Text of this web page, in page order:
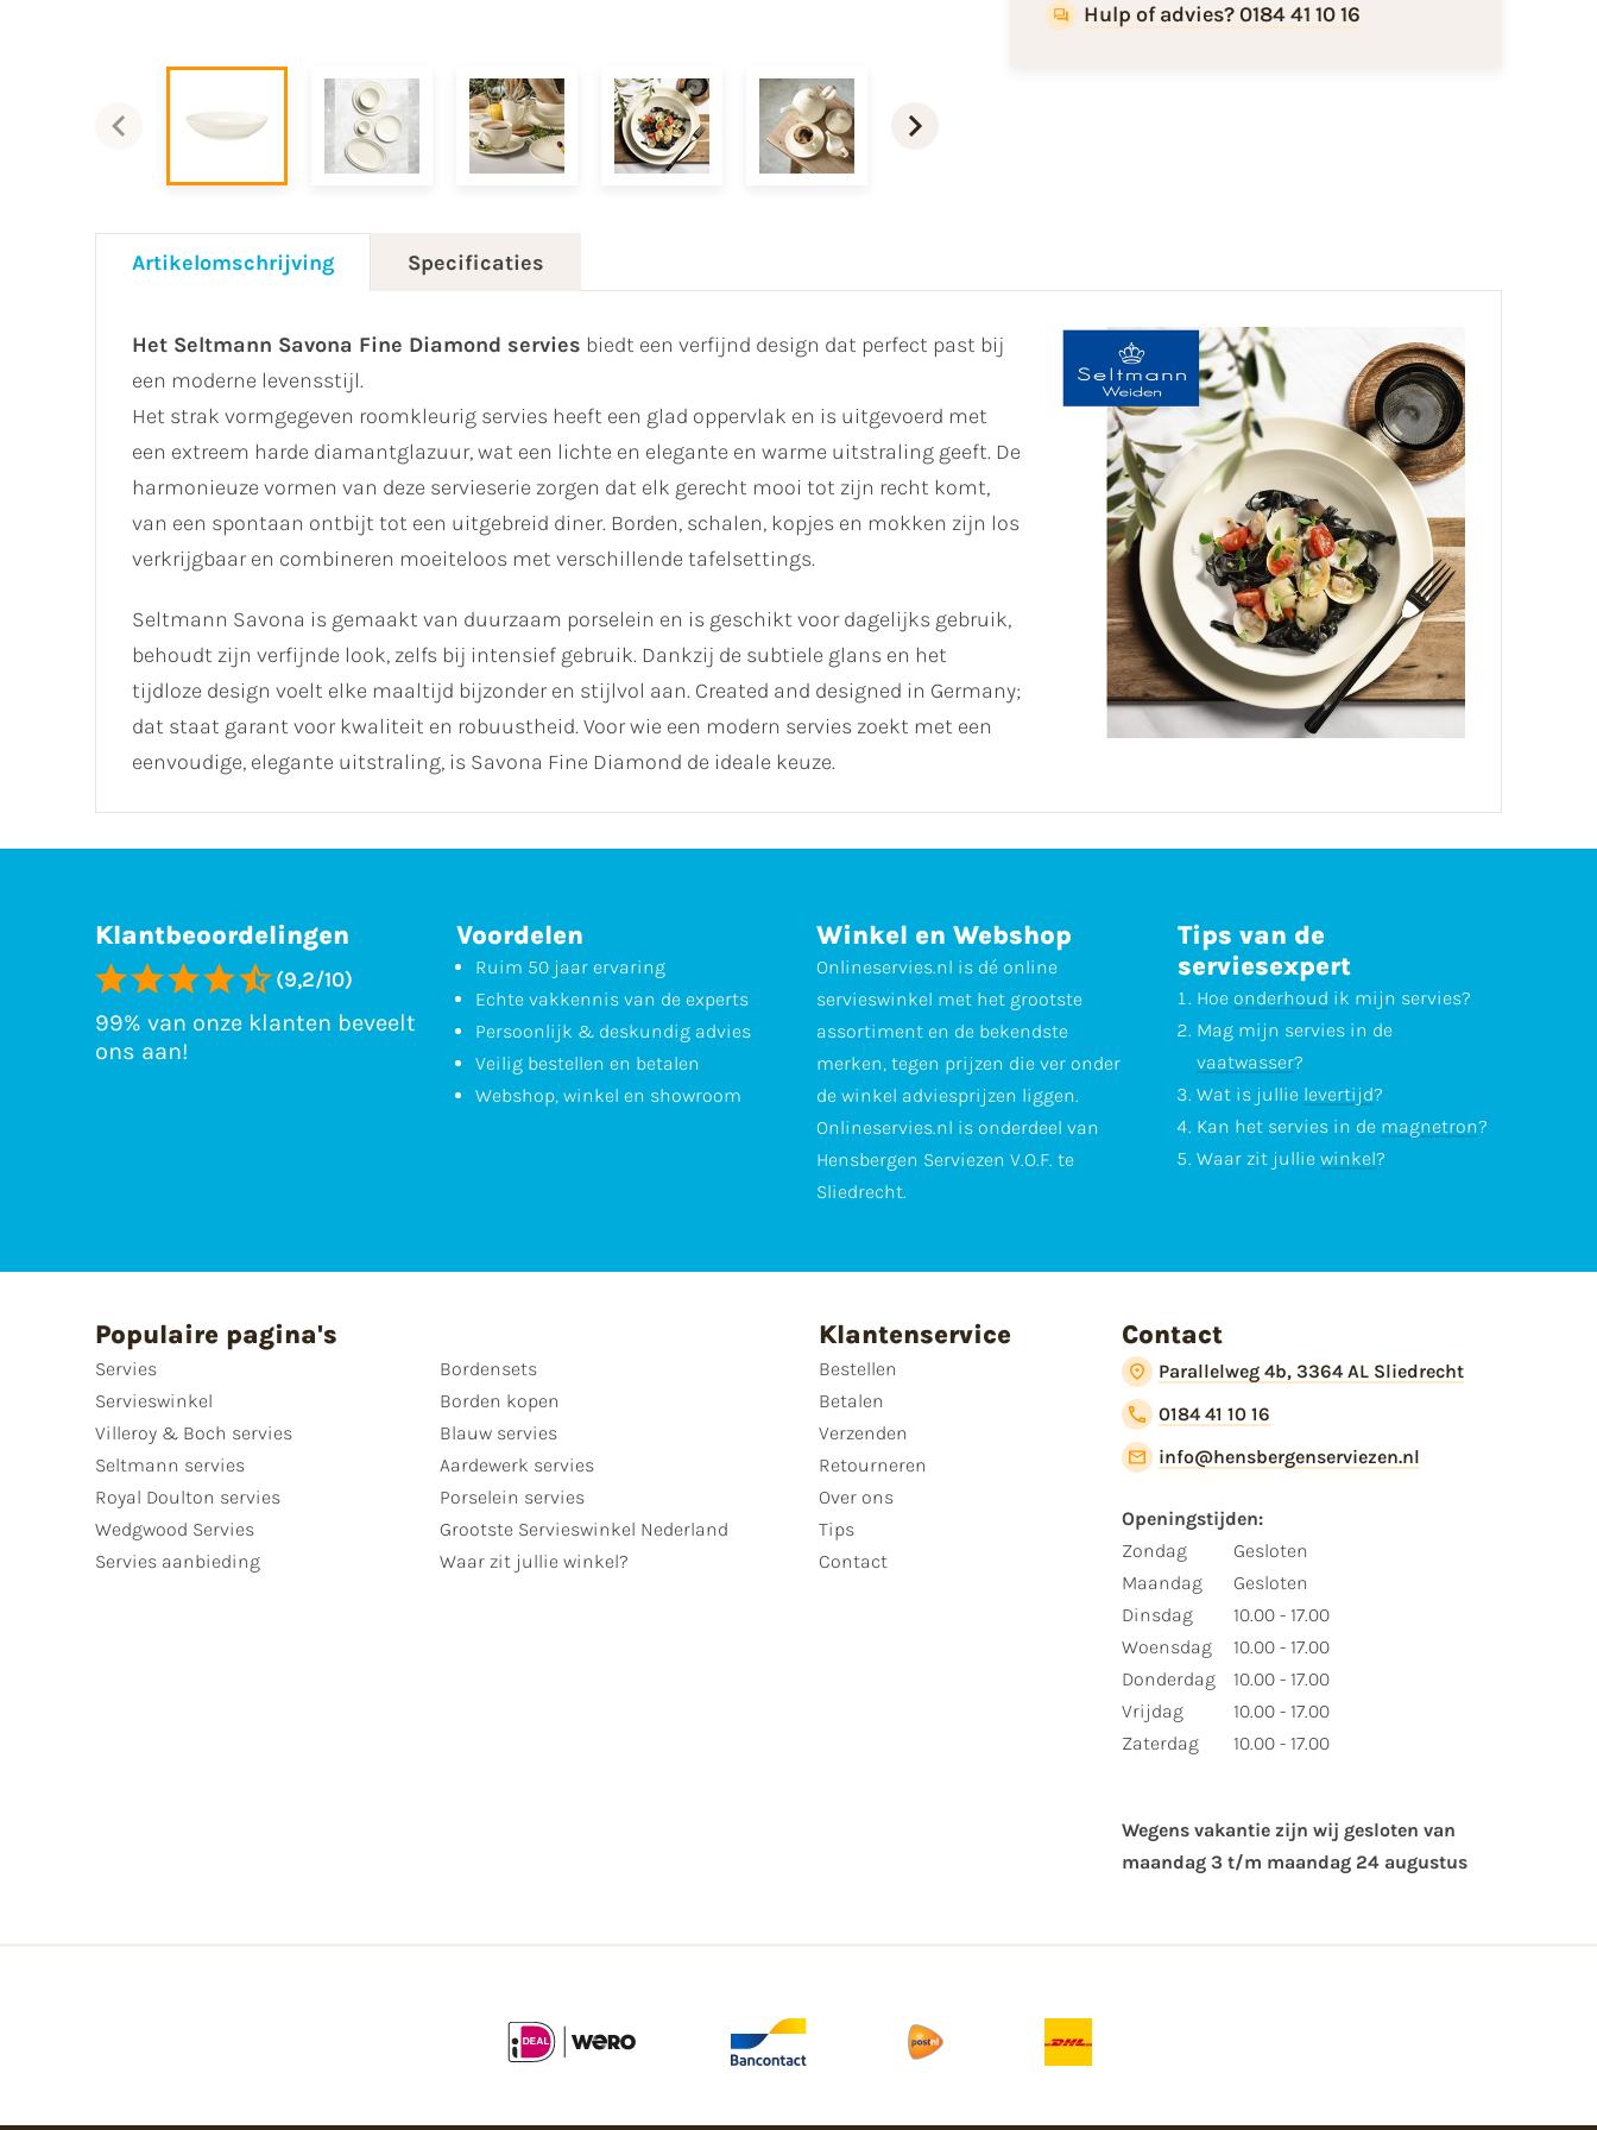
Hulp of advies? 0184 41 10 16
Artikelomschrijving Specificaties
Het Seltmann Savona Fine Diamond servies biedt een verfijnd design dat perfect past bij
een moderne levensstijl.
Het strak vormgegeven roomkleurig servies heeft een glad oppervlak en is uitgevoerd met
een extreem harde diamantglazuur, wat een lichte en elegante en warme uitstraling geeft. De
harmonieuze vormen van deze servieserie zorgen dat elk gerecht mooi tot zijn recht komt,
van een spontaan ontbijt tot een uitgebreid diner. Borden, schalen, kopjes en mokken zijn los
verkrijgbaar en combineren moeiteloos met verschillende tafelsettings.
Seltmann Savona is gemaakt van duurzaam porselein en is geschikt voor dagelijks gebruik,
behoudt zijn verfijnde look, zelfs bij intensief gebruik. Dankzij de subtiele glans en het
tijdloze design voelt elke maaltijd bijzonder en stijlvol aan. Created and designed in Germany;
dat staat garant voor kwaliteit en robuustheid. Voor wie een modern servies zoekt met een
eenvoudige, elegante uitstraling, is Savona Fine Diamond de ideale keuze.
Klantbeoordelingen
(9,2/10)
99% van onze klanten beveelt
ons aan!
Voordelen
Ruim 50 jaar ervaring
Echte vakkennis van de experts
Persoonlijk & deskundig advies
Veilig bestellen en betalen
Webshop, winkel en showroom
Winkel en Webshop
Onlineservies.nl is dé online
servieswinkel met het grootste
assortiment en de bekendste
merken, tegen prijzen die ver onder
de winkel adviesprijzen liggen.
Onlineservies.nl is onderdeel van
Hensbergen Serviezen V.O.F. te
Sliedrecht.
Tips van de
serviesexpert
Hoe onderhoud ik mijn servies?
Mag mijn servies in de
vaatwasser?
Wat is jullie levertijd?
Kan het servies in de magnetron?
Waar zit jullie winkel?
Populaire pagina's
Servies
Servieswinkel
Villeroy & Boch servies
Seltmann servies
Royal Doulton servies
Wedgwood Servies
Servies aanbieding
Bordensets
Borden kopen
Blauw servies
Aardewerk servies
Porselein servies
Grootste Servieswinkel Nederland
Waar zit jullie winkel?
Klantenservice
Bestellen
Betalen
Verzenden
Retourneren
Over ons
Tips
Contact
Contact
Parallelweg 4b, 3364 AL Sliedrecht
0184 41 10 16
info@hensbergenserviezen.nl
Openingstijden:
Zondag
Maandag
Dinsdag
Woensdag
Donderdag
Vrijdag
Zaterdag
Gesloten
Gesloten
10.00 - 17.00
10.00 - 17.00
10.00 - 17.00
10.00 - 17.00
10.00 - 17.00
Wegens vakantie zijn wij gesloten van ​
maandag 3 t/m maandag 24 augustus